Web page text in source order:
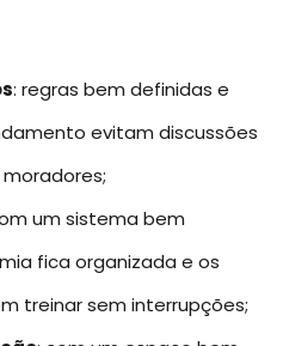
: regras bem definidas e
evitam discussões
um sistema bem
fica organizada e os
treinar sem interrupções;